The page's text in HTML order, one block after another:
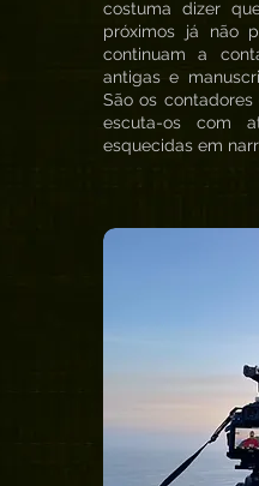
costuma dizer
próximos já não
continuam a
antigas e
São os
escuta-os com
esquecidas em